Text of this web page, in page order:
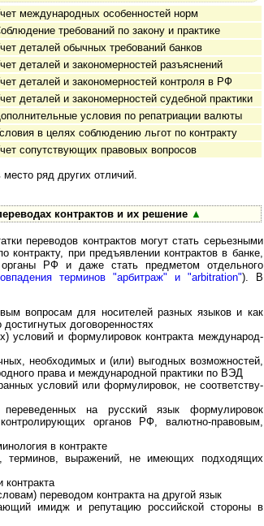
международных особенностей норм
требований по закону и практике
деталей обычных требований банков
деталей и закономерностей разъяснений
деталей и закономерностей контроля в РФ
деталей и закономерностей судебной практики
условия по репатриации валюты
в целях соблюдению льгот по контракту
сопутствующих правовых вопросов
ряд других отличий.
контрактов и их решение ▲
переводов кон­т­рак­тов могут стать серьезными
при предъявлении контрактов в банке,
РФ и даже стать предметом отдельного
терминов "арбитраж" и "arbitration"). В
вопросам для носителей разных языков и как
договоренностях
условий и формулировок контракта меж­ду­на­род­
необходимых и (или) выгодных возможностей,
права и международной практики по ВЭД
условий или формулировок, не со­от­вет­ст­ву­
на русский язык формулировок
органов РФ, валютно-правовым,
в контракте
терминов, выражений, не имеющих подходящих
переводом контракта на другой язык
имидж и репутацию российской стороны в